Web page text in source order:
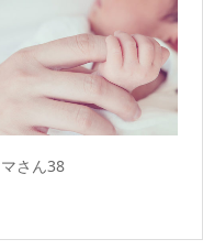
さん38